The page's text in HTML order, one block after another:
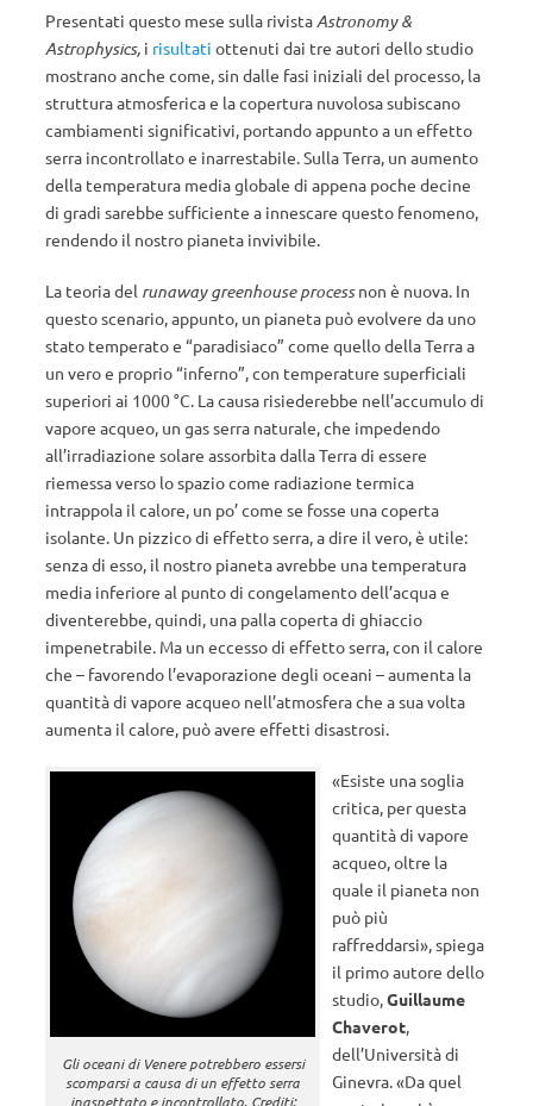
Presentati questo mese sulla rivistaAstronomy &
Astrophysics, i risultati ottenuti dai tre autori dello studio
mostrano anche come, sin dalle fasi iniziali del processo, la
struttura atmosferica e la copertura nuvolosa subiscano
cambiamenti significativi, portando appunto a un effetto
serra incontrollato e inarrestabile. Sulla Terra, un aumento
della temperatura media globale di appena poche decine
di gradi sarebbe sufficiente a innescare questo fenomeno,
rendendo il nostro pianeta invivibile.
La teoria del runaway greenhouse processnon è nuova. In
questo scenario, appunto, un pianeta può evolvere da uno
stato temperato e “paradisiaco” come quello della Terra a
un vero e proprio “inferno”, con temperature superficiali
superiori ai 1000 °C. La causa risiederebbe nell’accumulo di
vapore acqueo, un gas serra naturale, che impedendo
all’irradiazione solare assorbita dalla Terra di essere
riemessa verso lo spazio come radiazione termica
intrappola il calore, un po’ come se fosse una coperta
isolante. Un pizzico di effetto serra, a dire il vero, è utile:
senza di esso, il nostro pianeta avrebbe una temperatura
media inferiore al punto di congelamento dell’acqua e
diventerebbe, quindi, una palla coperta di ghiaccio
impenetrabile. Ma un eccesso di effetto serra, con il calore
che – favorendo l’evaporazione degli oceani – aumenta la
quantità di vapore acqueo nell’atmosfera che a sua volta
aumenta il calore, può avere effetti disastrosi.
Gli oceani di Venere potrebbero essersi
scomparsi a causa di un effetto serra
inaspettato e incontrollato. Crediti:
«Esiste una soglia
critica, per questa
quantità di vapore
acqueo, oltre la
quale il pianeta non
può più
raffreddarsi», spiega
il primo autore dello
studio,Guillaume
Chaverot,
dell’Università di
Ginevra. «Da quel